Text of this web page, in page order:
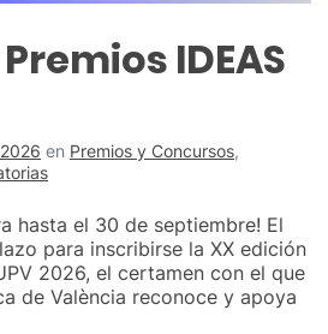
IDEAS
en Premios y Concursos,
hasta el 30 de septiembre! El
para inscribirse la XX edición
2026, el certamen con el que
de València reconoce y apoya